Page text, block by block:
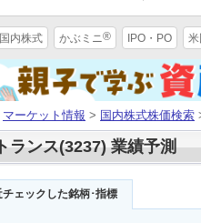
国内株式 かぶミニ® IPO・PO
マーケット情報 > 国内株式株価検索
ランス(3237) 業績予測
チェックした銘柄･指標